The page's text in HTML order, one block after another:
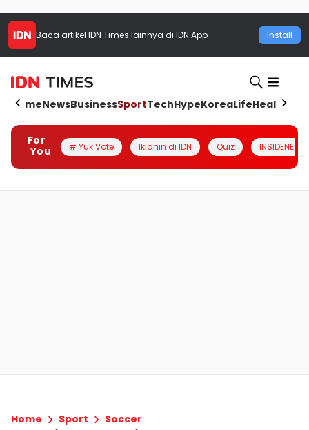
Baca artikel IDN Times lainnya di IDN App Install
HomeNewsBusinessSportTechHypeKoreaLifeHealth
For
You
# Yuk Vote Iklanin di IDN Quiz INSIDENESIA
Home Sport Soccer